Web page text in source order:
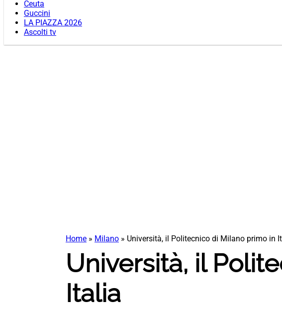
Ceuta
Guccini
LA PIAZZA 2026
Ascolti tv
Home » Milano » Università, il Politecnico di Milano primo in
Università, il
Italia